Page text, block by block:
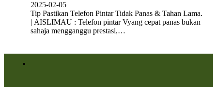
2025-02-05
Tip Pastikan Telefon Pintar Tidak Panas & Tahan Lama.
| AISLIMAU : Telefon pintar Vyang cepat panas bukan
sahaja mengganggu prestasi,…